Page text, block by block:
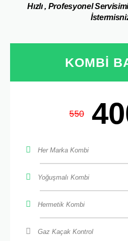
Hızlı , Profesyonel
KOMBI
550
Her Marka Kombi
Yoğuşmalı Kombi
Hermetik Kombi
Gaz Kaçak Kontrol